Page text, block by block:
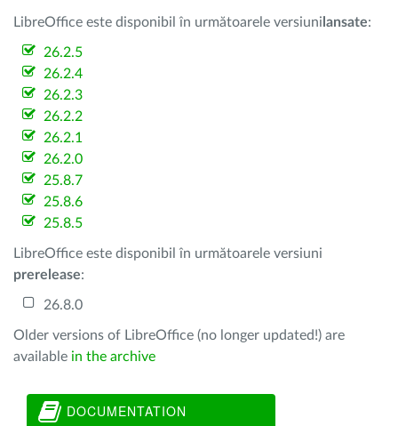
LibreOffice este disponibil în următoarele versiuni lansate:
26.2.5
26.2.4
26.2.3
26.2.2
26.2.1
26.2.0
25.8.7
25.8.6
25.8.5
LibreOffice este disponibil în următoarele versiuni
prerelease:
26.8.0
Older versions of LibreOffice (no longer updated!) are
available in the archive
DOCUMENTATION